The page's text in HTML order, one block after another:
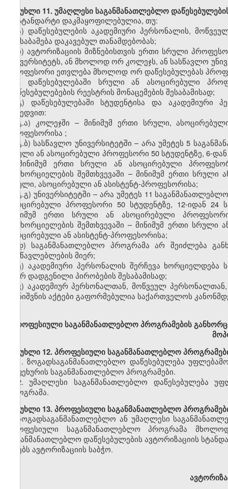
მუხლი 11. უმაღლესი საგანმანათლებლო
სტანდარტი დაკმაყოფილებულია, თუ:
ა) დაწესებულების აკადემიური პერსონალის,
შეესაბამება დაკავებულ თანამდებობას;
ბ) ავტორიზაციის მიზნებისთვის ერთი სრული
უნივერსიტეტს, ან მხოლოდ ორ კოლეჯს, ან სასწავლო
პროფესორი ეთვლება მხოლოდ ორ დაწესებულებას
მეტ დაწესებულებაში სრული ანასოცირებული
დაწესებულებების რეესტრის მონაცემების შესაბამისად;
გ)
დაწესებულებაში სტუდენტისა და აკადემიური
მიხედვით:
გ.ა) კოლეჯში – მინიმუმ ერთი სრული,
პროფესორისა ;
გ.ბ) სასწავლო უნივერსიტეტში– არა უმეტეს 5
სრული ანასოცირებული პროფესორი 50 სტუდენტზე,6-დან
მინიმუმ ერთი სრული ან ასოცირებული
განხორციელების შემთხვევაში – მინიმუმ ერთი სრული
სრული, ასოცირებული ან ასისტენტ-პროფესორისა;
გ.გ) უნივერსიტეტში – არა უმეტეს 11
ასოცირებული პროფესორი 50 სტუდენტზე, 12-იდან 24
მინიმუმ ერთი სრული ან ასოცირებული
განხორციელების შემთხვევაში– მინიმუმ ერთი სრული
ასოცირებული ან ასისტენტ-პროფესორისა;
დ) საგანმანათლებლო პროგრამა არ შეიძლება
მასწავლებლების მიერ;
ე) აკადემიური პერსონალის შერჩევა ხორციელდება
მიერ დადგენილი პირობების შესაბამისად;
ვ) აკადემიურ პერსონალთან, მოწვეულ
დანიშვნის აქტები გაფორმებულია საქართველოს
პროფესიულისაგანმანათლებლო პროგრამების
მუხლი 12. პროფესიული საგანმანათლებლო
. ზოგადსაგანმანათლებლო დაწესებულება
საფეხურის საგანმანათლებლო პროგრამები.
2. უმაღლესი საგანმანათლებლო დაწესებულება
პროგრამა.
მუხლი 13. პროფესიული საგანმანათლებლო
ზოგადსაგანმანათლებლო ან უმაღლესი
პროფესიული საგანმანათლებლო პროგრამა
საგანმანათლებლო დაწესებულებისავტორიზაციის
იღებს ავტორიზაციის საბჭო.